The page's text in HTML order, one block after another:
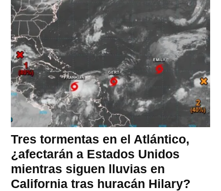
Tres tormentas en el Atlántico,
¿afectarán a Estados Unidos
mientras siguen lluvias en
California tras huracán Hilary?